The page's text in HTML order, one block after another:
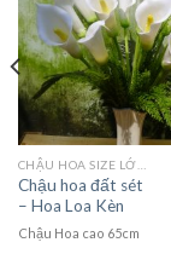
Chậu hoa đất sét
– Hoa Loa Kèn
Chậu Hoa cao 65cm